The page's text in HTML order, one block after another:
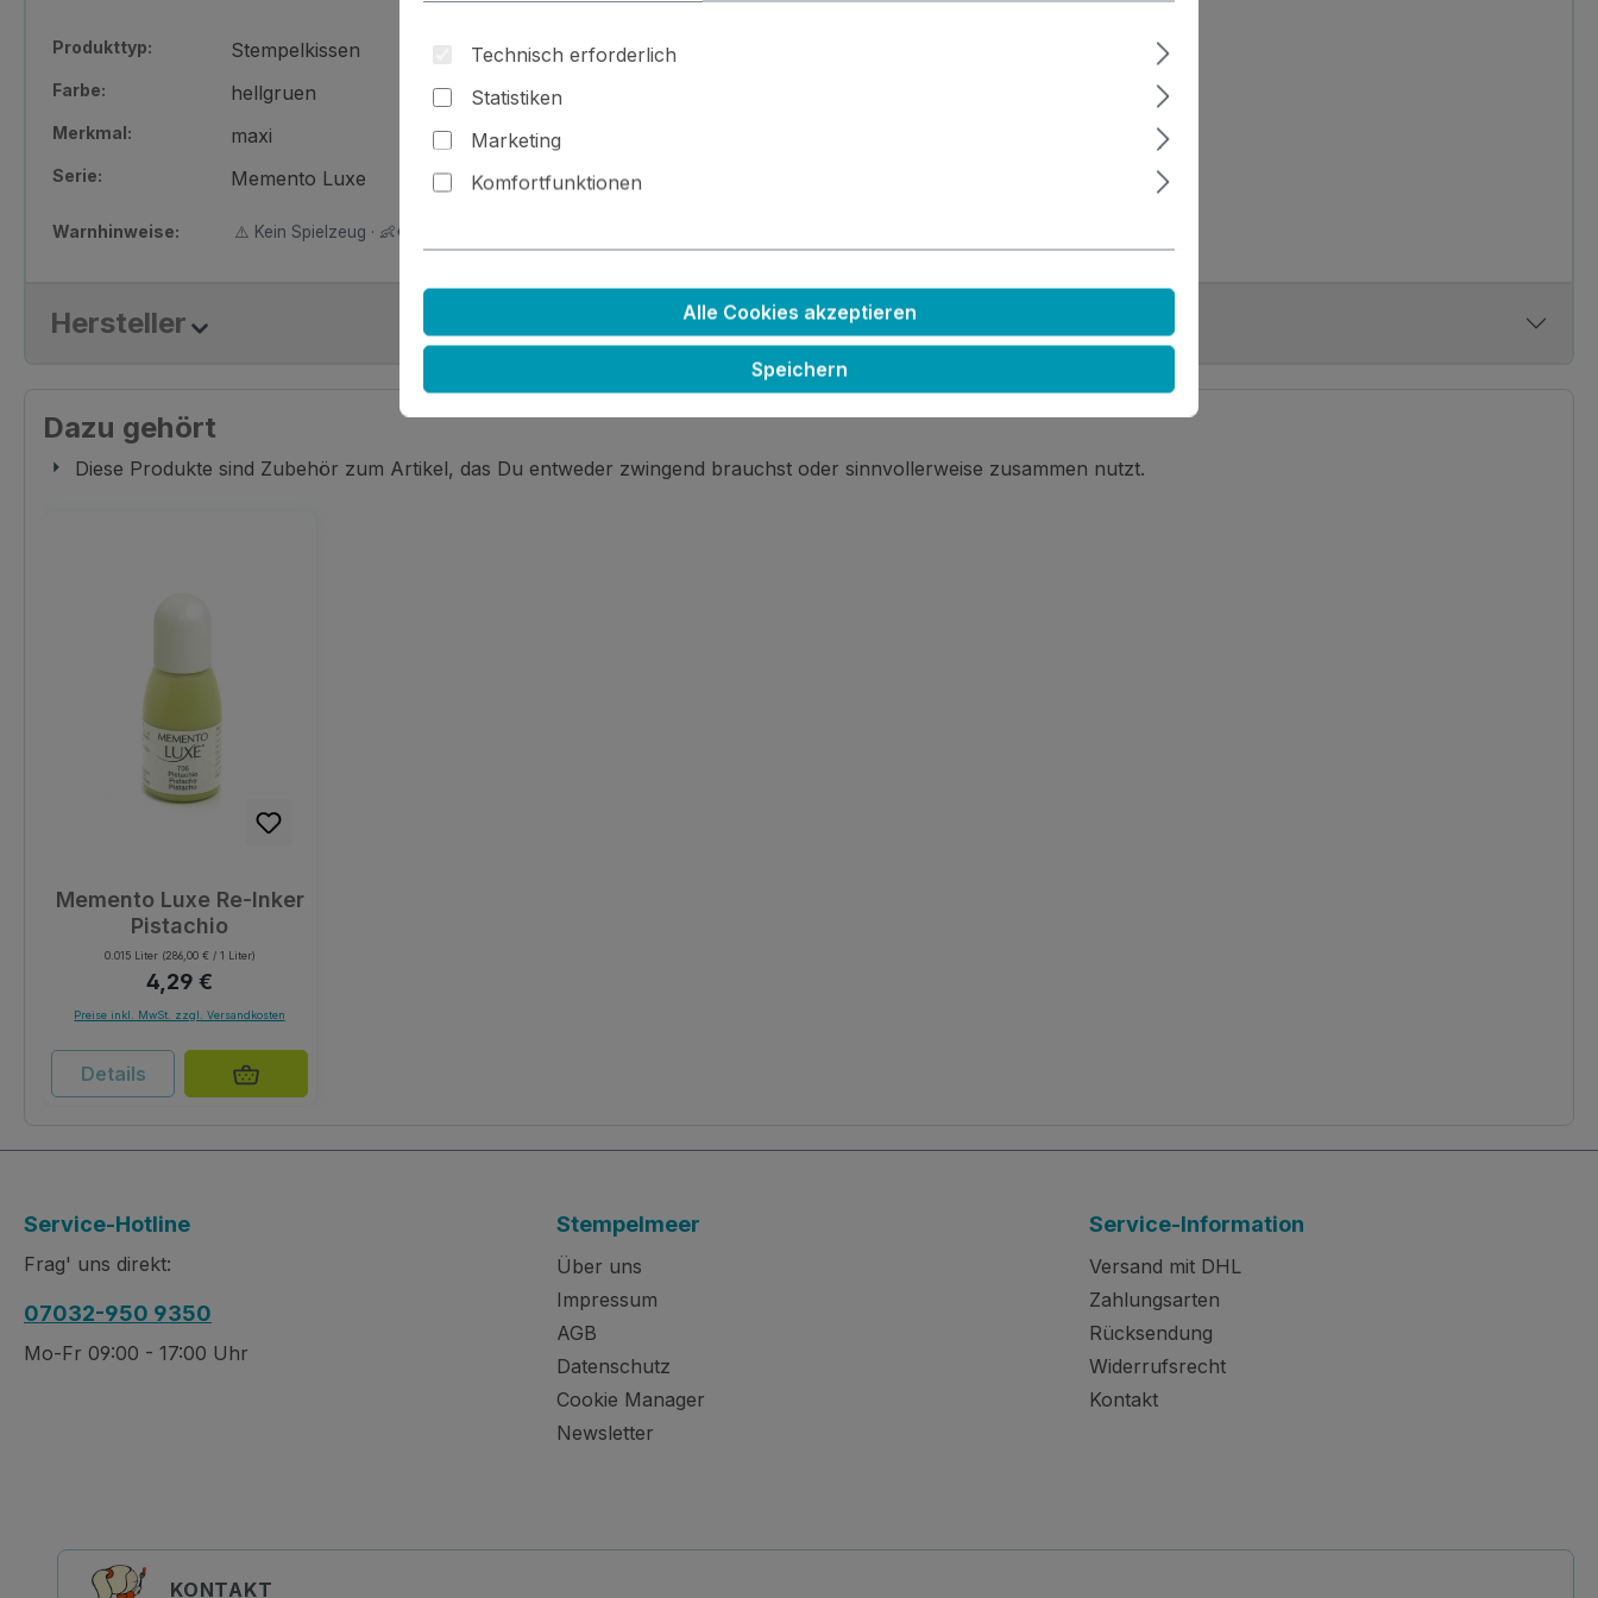
Produkttyp: Stempelkissen
Farbe: hellgruen
Merkmal: maxi
Serie: Memento Luxe
Warnhinweise: ⚠️ Kein Spielzeug · 👶🚫 Nicht für Kinder · ⚙️ Kleinteile / scharfe Kanten · 🚫🍴 Nicht essbar
Hersteller
Dazu gehört
Diese Produkte sind Zubehör zum Artikel, das Du entweder zwingend brauchst oder sinnvollerweise zusammen nutzt.
Memento Luxe Re-Inker
Pistachio
0.015 Liter (286,00 € / 1 Liter)
Regulärer Preis:
4,29 €
Preise inkl. MwSt. zzgl. Versandkosten
Details
Service-Hotline
Frag' uns direkt:
07032-950 9350
Mo-Fr 09:00 - 17:00 Uhr
Stempelmeer
Über uns
Impressum
AGB
Datenschutz
Cookie Manager
Newsletter
Service-Information
Versand mit DHL
Zahlungsarten
Rücksendung
Widerrufsrecht
Kontakt
KONTAKT
Technisch erforderlich
Statistiken
Marketing
Komfortfunktionen
Alle Cookies akzeptieren
Speichern